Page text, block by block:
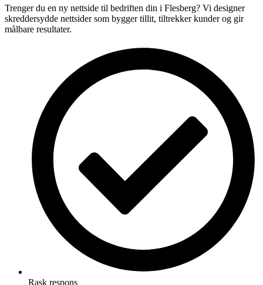
Trenger du en ny nettside til bedriften din i Flesberg? Vi designer
skreddersydde nettsider som bygger tillit, tiltrekker kunder og gir
målbare resultater.
Rask respons